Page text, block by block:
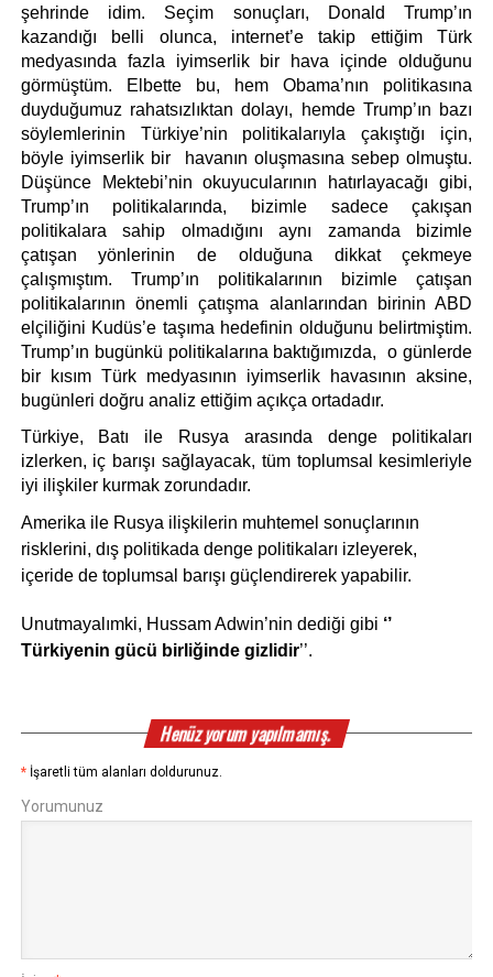
şehrinde idim. Seçim sonuçları, Donald Trump’ın
kazandığı belli olunca, internet’e takip ettiğim Türk
medyasında fazla iyimserlik bir hava içinde olduğunu
görmüştüm. Elbette bu, hem Obama’nın politikasına
duyduğumuz rahatsızlıktan dolayı, hemde Trump’ın bazı
söylemlerinin Türkiye’nin politikalarıyla çakıştığı için,
böyle iyimserlik bir  havanın oluşmasına sebep olmuştu.
Düşünce Mektebi’nin okuyucularının hatırlayacağı gibi,
Trump’ın politikalarında, bizimle sadece çakışan
politikalara sahip olmadığını aynı zamanda bizimle
çatışan yönlerinin de olduğuna dikkat çekmeye
çalışmıştım. Trump’ın politikalarının bizimle çatışan
politikalarının önemli çatışma alanlarından birinin ABD
elçiliğini Kudüs’e taşıma hedefinin olduğunu belirtmiştim.
Trump’ın bugünkü politikalarına baktığımızda,  o günlerde
bir kısım Türk medyasının iyimserlik havasının aksine,
bugünleri doğru analiz ettiğim açıkça ortadadır.
Türkiye, Batı ile Rusya arasında denge politikaları
izlerken, iç barışı sağlayacak, tüm toplumsal kesimleriyle
iyi ilişkiler kurmak zorundadır.
Amerika ile Rusya ilişkilerin muhtemel sonuçlarının
risklerini, dış politikada denge politikaları izleyerek,
içeride de toplumsal barışı güçlendirerek yapabilir.
Unutmayalımki, Hussam Adwin’nin dediği gibi ‘’
Türkiyenin gücü birliğinde gizlidir’’.
Henüz yorum yapılmamış.
* İşaretli tüm alanları doldurunuz.
Yorumunuz